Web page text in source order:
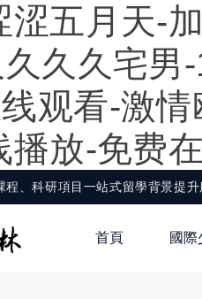
涩五月天-
久久宅男
观看-激
播放-免费
、科研項目一站式留學背景提升
首頁 國際